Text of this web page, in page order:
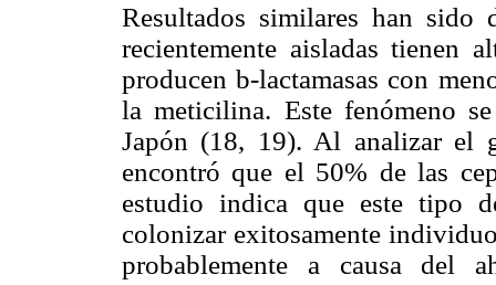
Resultados similares han sido
recientemente aisladas tienen
producen b-lactamasas con
la meticilina. Este fenómeno
Japón (18, 19). Al analizar el
encontró que el 50% de las
estudio indica que este tipo
colonizar exitosamente
probablemente a causa del